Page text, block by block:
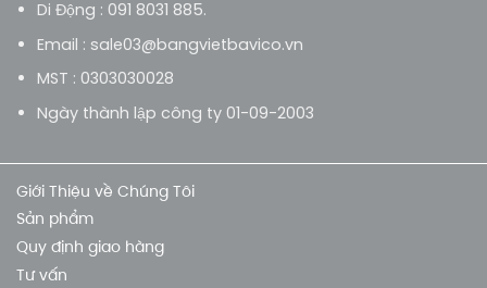
Di Động : 091 8031 885.
Email : sale03@bangvietbavico.vn
MST : 0303030028
Ngày thành lập công ty 01-09-2003
Giới Thiệu về Chúng Tôi
Sản phẩm
Quy định giao hàng
Tư vấn